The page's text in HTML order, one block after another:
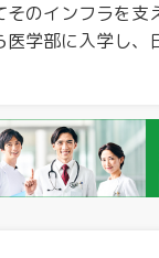
そのインフラを支
医学部に入学し、